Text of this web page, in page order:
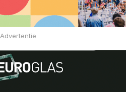
Advertentie